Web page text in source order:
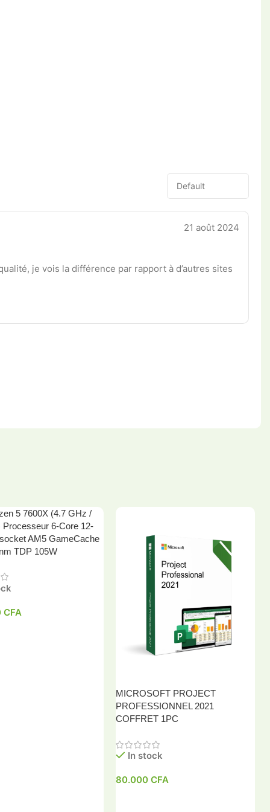
21 août 2024
je vois la différence par rapport à d’autres sites
5 7600X (4.7 GHz /
Processeur 6-Core 12-
AM5 GameCache
TDP 105W
CFA
MICROSOFT PROJECT
PROFESSIONNEL 2021
COFFRET 1PC
In stock
80.000CFA